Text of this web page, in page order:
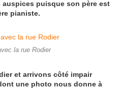
puisque son père est
pianiste.
la rue Rodier
et arrivons côté impair
une photo nous donne à